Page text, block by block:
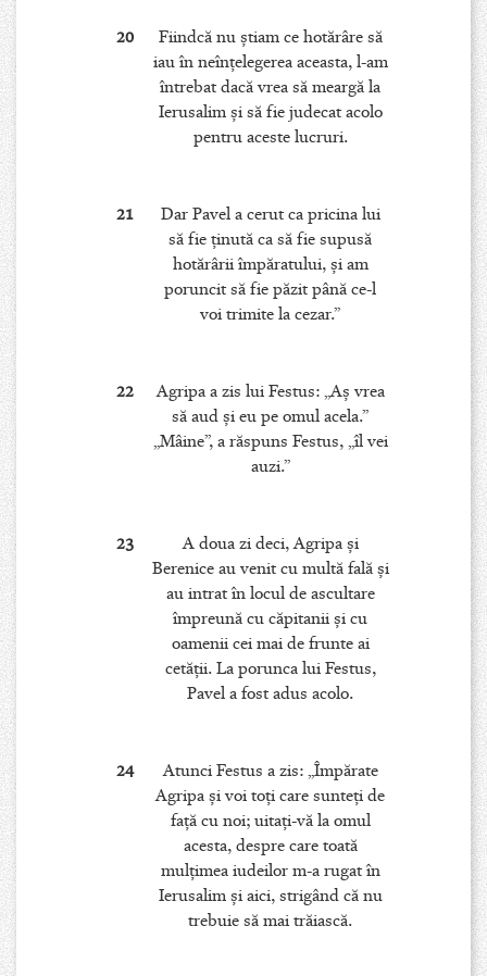
20
Fiindcă nu ştiam ce hotărâre să
iau în neînţelegerea aceasta, l-am
întrebat dacă vrea să meargă la
Ierusalim şi să fie judecat acolo
pentru aceste lucruri.
21
Dar Pavel a cerut ca pricina lui
să fie ţinută ca să fie supusă
hotărârii împăratului, şi am
poruncit să fie păzit până ce-l
voi trimite la cezar.”
22
Agripa a zis lui Festus: „Aş vrea
să aud şi eu pe omul acela.”
„Mâine”, a răspuns Festus, „îl vei
auzi.”
23
A doua zi deci, Agripa şi
Berenice au venit cu multă fală şi
au intrat în locul de ascultare
împreună cu căpitanii şi cu
oamenii cei mai de frunte ai
cetăţii. La porunca lui Festus,
Pavel a fost adus acolo.
24
Atunci Festus a zis: „Împărate
Agripa şi voi toţi care sunteţi de
faţă cu noi; uitaţi-vă la omul
acesta, despre care toată
mulţimea iudeilor m-a rugat în
Ierusalim şi aici, strigând că nu
trebuie să mai trăiască.